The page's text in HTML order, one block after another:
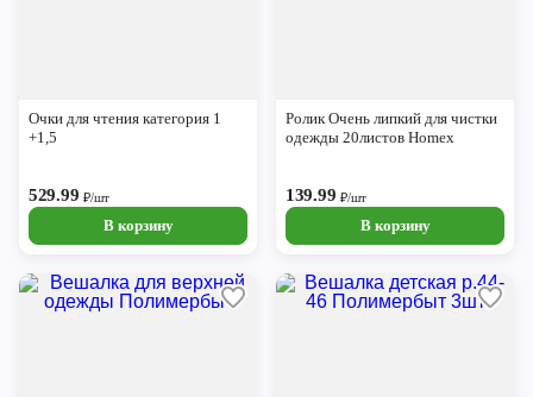
Очки для чтения категория 1
+1,5
529.99 ₽/шт
В корзину
Ролик Очень липкий для чистки
одежды 20листов Homex
139.99 ₽/шт
В корзину